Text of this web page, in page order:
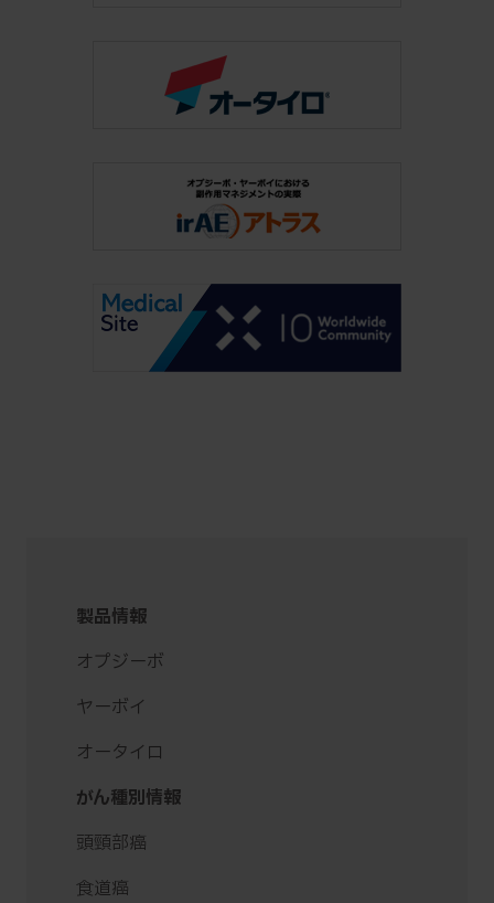
製品情報
オプジーボ
ヤーボイ
オータイロ
がん種別情報
頭頸部癌
食道癌